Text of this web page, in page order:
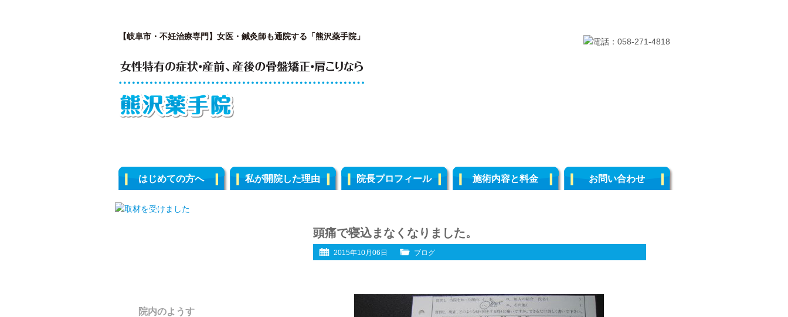
【岐阜市・不妊治療専門】女医・鍼灸師も通院する「熊沢薬手院」
はじめての方へ 私が開院した理由 院長プロフィール 施術内容と料金 お問い合わせ
頭痛で寝込まなくなりました。
2015年10月06日 ブログ
院内のようす